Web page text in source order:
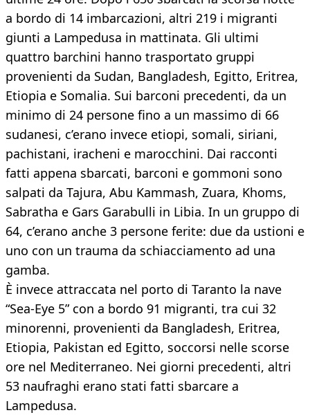
a bordo di 14 imbarcazioni, altri 219 i migranti
giunti a Lampedusa in mattinata. Gli ultimi
quattro barchini hanno trasportato gruppi
provenienti da Sudan, Bangladesh, Egitto, Eritrea,
Etiopia e Somalia. Sui barconi precedenti, da un
minimo di 24 persone fino a un massimo di 66
sudanesi, c’erano invece etiopi, somali, siriani,
pachistani, iracheni e marocchini. Dai racconti
fatti appena sbarcati, barconi e gommoni sono
salpati da Tajura, Abu Kammash, Zuara, Khoms,
Sabratha e Gars Garabulli in Libia. In un gruppo di
64, c’erano anche 3 persone ferite: due da ustioni e
uno con un trauma da schiacciamento ad una
gamba.
È invece attraccata nel porto di Taranto la nave
“Sea-Eye 5” con a bordo 91 migranti, tra cui 32
minorenni, provenienti da Bangladesh, Eritrea,
Etiopia, Pakistan ed Egitto, soccorsi nelle scorse
ore nel Mediterraneo. Nei giorni precedenti, altri
53 naufraghi erano stati fatti sbarcare a
Lampedusa.